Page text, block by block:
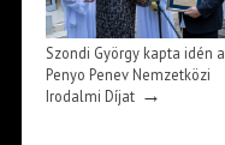
Szondi György kapta idén a
Penyo Penev Nemzetközi
Irodalmi Díjat→